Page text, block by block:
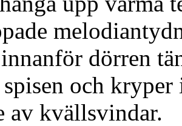
dörren
spisen och
av kvällsvindar.